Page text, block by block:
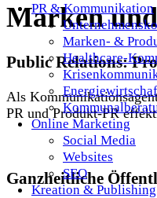
PR & Kommunikation
Marken- &
Healthcare-
Online Marketing
Social Media
Websites
SEO
Kreation & Publishing
Marken
Public Relations:
Als
PR und Produkt-PR
Ganzheitliche